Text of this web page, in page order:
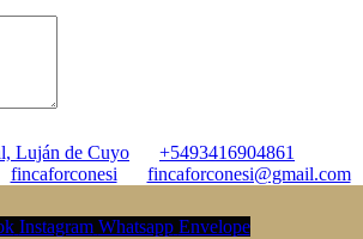
Luján de Cuyo
+5493416904861
fincaforconesi fincaforconesi@gmail.com
Instagram Whatsapp Envelope